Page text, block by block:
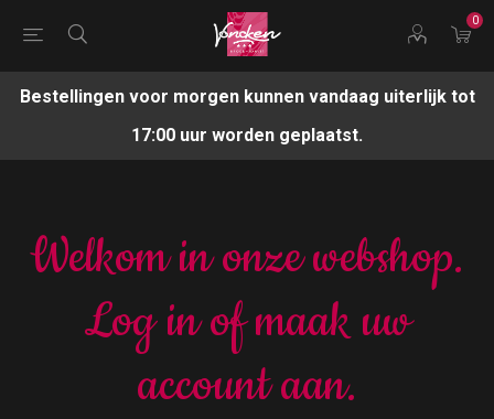
0
Bestellingen voor morgen kunnen vandaag uiterlijk tot
17:00 uur worden geplaatst.
Welkom in onze webshop.
Log in of maak uw
account aan.